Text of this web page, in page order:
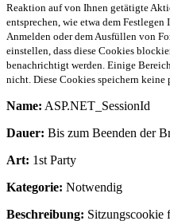
Reaktion auf von Ihnen getätigte
entsprechen, wie etwa dem
Anmelden oder dem Ausfüllen von
einstellen, dass diese Cookies
benachrichtigt werden. Einige
nicht. Diese Cookies speichern keine
Name: ASP.NET_SessionId
Dauer: Bis zum Beenden der
Art: 1st Party
Kategorie: Notwendig
Beschreibung: Sitzungscookie